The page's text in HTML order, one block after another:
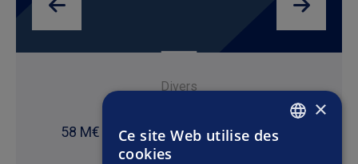
Divers
58 M€ de collecte depuis la fin 2025 à
aujourd'hui
×
Ce site Web utilise des
cookies